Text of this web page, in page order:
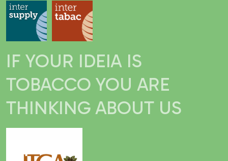
IF YOUR IDEIA IS
TOBACCO YOU ARE
THINKING ABOUT US